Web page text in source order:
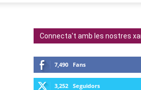
Connecta't amb les nostres
7,490 Fans
3,252 Seguidors